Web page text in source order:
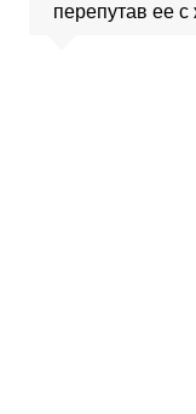
перепутав ее с